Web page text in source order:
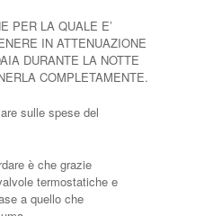
PER LA QUALE E’
IN ATTENUAZIONE
DURANTE LA NOTTE
COMPLETAMENTE.
sulle spese del
è che grazie
termostatiche e
a quello che